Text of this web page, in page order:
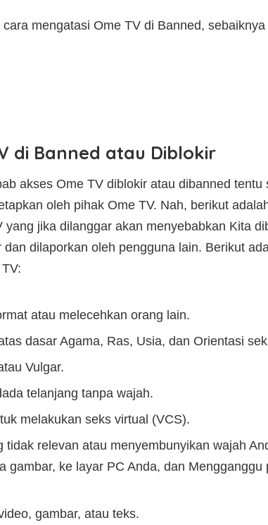
mengatasi Ome TV di Banned,
di Banned atau Diblokir
akses Ome TV diblokir atau dibanned
oleh pihak Ome TV. Nah, berikut
jika dilanggar akan menyebabkan Kita
dilaporkan oleh pengguna lain. Berikut
atau melecehkan orang lain.
dasar Agama, Ras, Usia, dan Orientasi
Vulgar.
telanjang tanpa wajah.
melakukan seks virtual (VCS).
tidak relevan atau menyembunyikan wajah
gambar, ke layar PC Anda, dan
gambar, atau teks.